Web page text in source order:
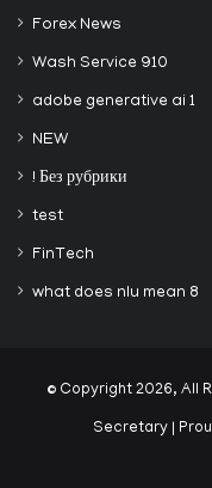
Forex News
Wash Service 910
adobe generative ai 1
NEW
! Без рубрики
test
FinTech
what does nlu mean 8
© Copyright 2026, All
Secretary |